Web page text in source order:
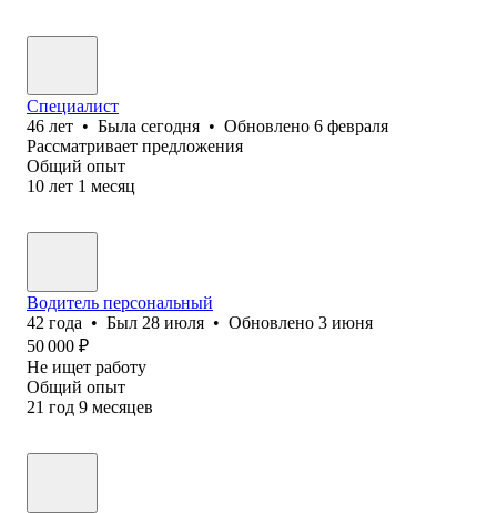
Специалист
46 лет • Была сегодня • Обновлено 6 февраля
Рассматривает предложения
Общий опыт
10 лет 1 месяц
Водитель персональный
42 года • Был 28 июля • Обновлено 3 июня
50 000 ₽
Не ищет работу
Общий опыт
21 год 9 месяцев